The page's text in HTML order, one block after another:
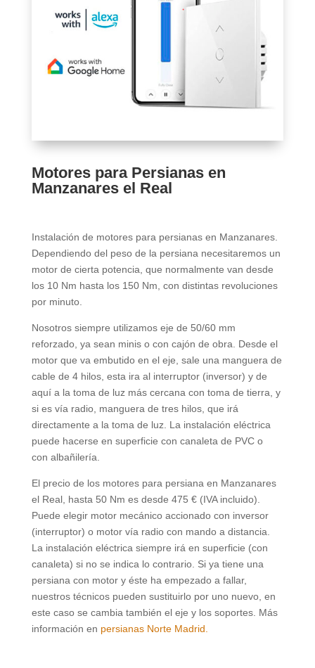
Motores para Persianas en
Manzanares el Real
Instalación de motores para persianas en Manzanares.
Dependiendo del peso de la persiana necesitaremos un
motor de cierta potencia, que normalmente van desde
los 10 Nm hasta los 150 Nm, con distintas revoluciones
por minuto.
Nosotros siempre utilizamos eje de 50/60 mm
reforzado, ya sean minis o con cajón de obra. Desde el
motor que va embutido en el eje, sale una manguera de
cable de 4 hilos, esta ira al interruptor (inversor) y de
aquí a la toma de luz más cercana con toma de tierra, y
si es vía radio, manguera de tres hilos, que irá
directamente a la toma de luz. La instalación eléctrica
puede hacerse en superficie con canaleta de PVC o
con albañilería.
El precio de los motores para persiana en Manzanares
el Real, hasta 50 Nm es desde 475 € (IVA incluido).
Puede elegir motor mecánico accionado con inversor
(interruptor) o motor vía radio con mando a distancia.
La instalación eléctrica siempre irá en superficie (con
canaleta) si no se indica lo contrario. Si ya tiene una
persiana con motor y éste ha empezado a fallar,
nuestros técnicos pueden sustituirlo por uno nuevo, en
este caso se cambia también el eje y los soportes. Más
información en persianas Norte Madrid.